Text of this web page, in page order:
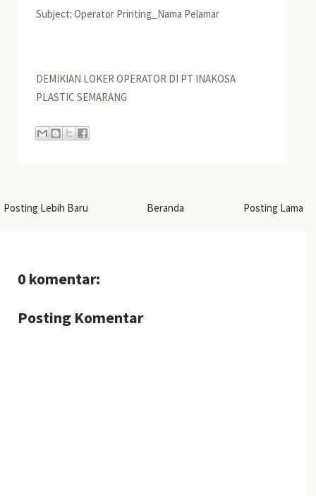
Subject: Operator Printing_Nama Pelamar
DEMIKIAN LOKER OPERATOR DI PT INAKOSA
PLASTIC SEMARANG
Posting Lebih Baru Posting Lama
Beranda
0 komentar:
Posting Komentar